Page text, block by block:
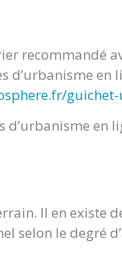
recommandé
d’urbanisme
en
Il en existe
selon le degré